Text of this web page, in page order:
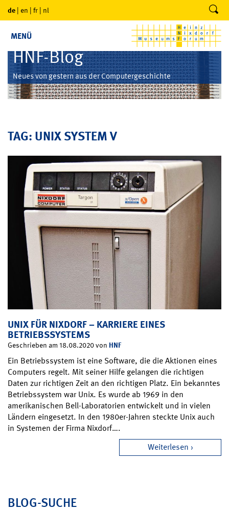
de | en | fr | nl
MENÜ
HNF-Blog
Neues von gestern aus der Computergeschichte
TAG: UNIX SYSTEM V
UNIX FÜR NIXDORF – KARRIERE EINES
BETRIEBSSYSTEMS
Geschrieben am 18.08.2020 von HNF
Ein Betriebssystem ist eine Software, die die Aktionen eines
Computers regelt. Mit seiner Hilfe gelangen die richtigen
Daten zur richtigen Zeit an den richtigen Platz. Ein bekanntes
Betriebssystem war Unix. Es wurde ab 1969 in den
amerikanischen Bell-Laboratorien entwickelt und in vielen
Ländern eingesetzt. In den 1980er-Jahren steckte Unix auch
in Systemen der Firma Nixdorf….
Weiterlesen
BLOG-SUCHE